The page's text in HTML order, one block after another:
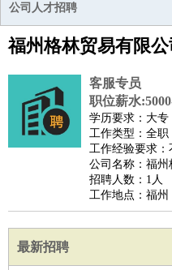
公司人才招聘
福州格林贸易有限
客服专员
职位薪水
学历要求：大专
工作类型：全职
工作经验要求：
公司名称：福州
招聘人数：1人
工作地点：福州
最新招聘